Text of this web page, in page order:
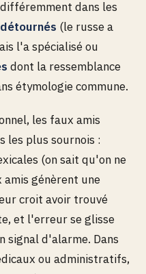
dans les
(le russe a
l'a spécialisé ou
dont la ressemblance
étymologie commune.
les faux amis
les plus sournois :
(on sait qu'on ne
génèrent une
croit avoir trouvé
et l'erreur se glisse
signal d'alarme. Dans
ou administratifs,